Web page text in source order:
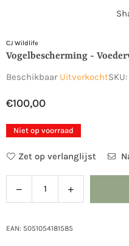
CJ Wildlife
Vogelbescherming -
Beschikbaar UitverkochtSKU:
Normale
€100,00
Niet op voorraad
Zet op verlanglijst
Hoeveelheid
Verlaag
de
voor
Verhoog
de
EAN: 5051054181585